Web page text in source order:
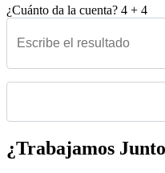
¿Cuánto da la cuenta? 4 + 4
Please leave this field empty.
¿Trabajamos